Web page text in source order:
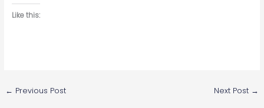
Like this:
← Previous Post Next Post →